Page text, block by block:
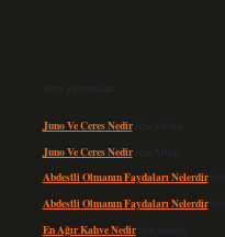
Son yorumlar
Juno Ve Ceres Nediriçin admin
Juno Ve Ceres Nediriçin Altan
Abdestli Olmanın Faydaları Nelerdiriçin
Abdestli Olmanın Faydaları Nelerdiriçin
En Ağır Kahve Nediriçin admin